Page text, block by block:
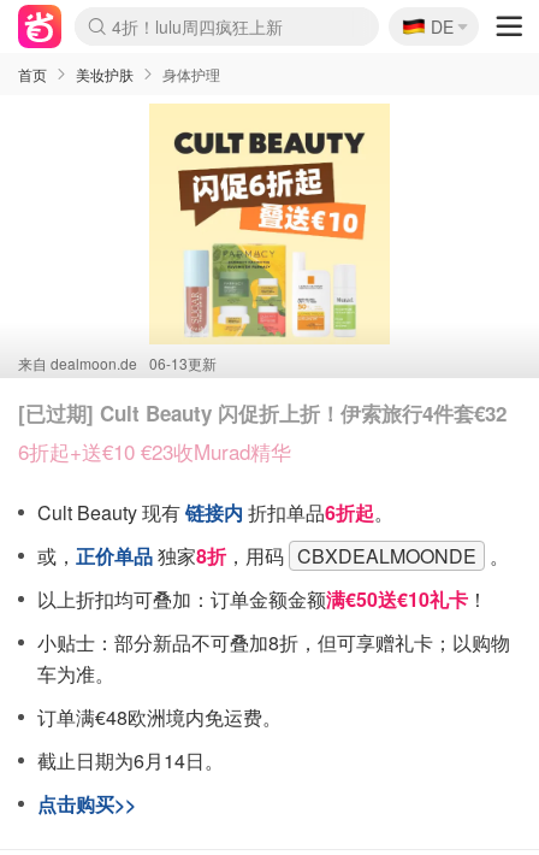
Boticinal 夏促开抢！
4折！lulu周四疯狂上新
还没结束！&OtherStories大促
Joybuy变相75折 随时失效
速领！Stanley独家85折
疑似霸哥！Camper额外叠85折
Zalando 奥莱闪促！每日更新
Moncler反季囤！5折起+叠9折
Coach Brooklyn仅€192
🇩🇪
DE
首页 美妆护肤 身体护理
来自 dealmoon.de 06-13更新
[已过期] Cult Beauty 闪促折上折！伊索旅行4件套€32
6折起+送€10 €23收Murad精华
Cult Beauty 现有链接内 折扣单品6折起。
或， 正价单品独家8折，用码 CBXDEALMOONDE 。
以上折扣均可叠加：订单金额金额满€50送€10礼卡 ！
小贴士：部分新品不可叠加8折，但可享赠礼卡；以购物
车为准。
订单满€48欧洲境内免运费。
截止日期为6月14日。
点击购买>>